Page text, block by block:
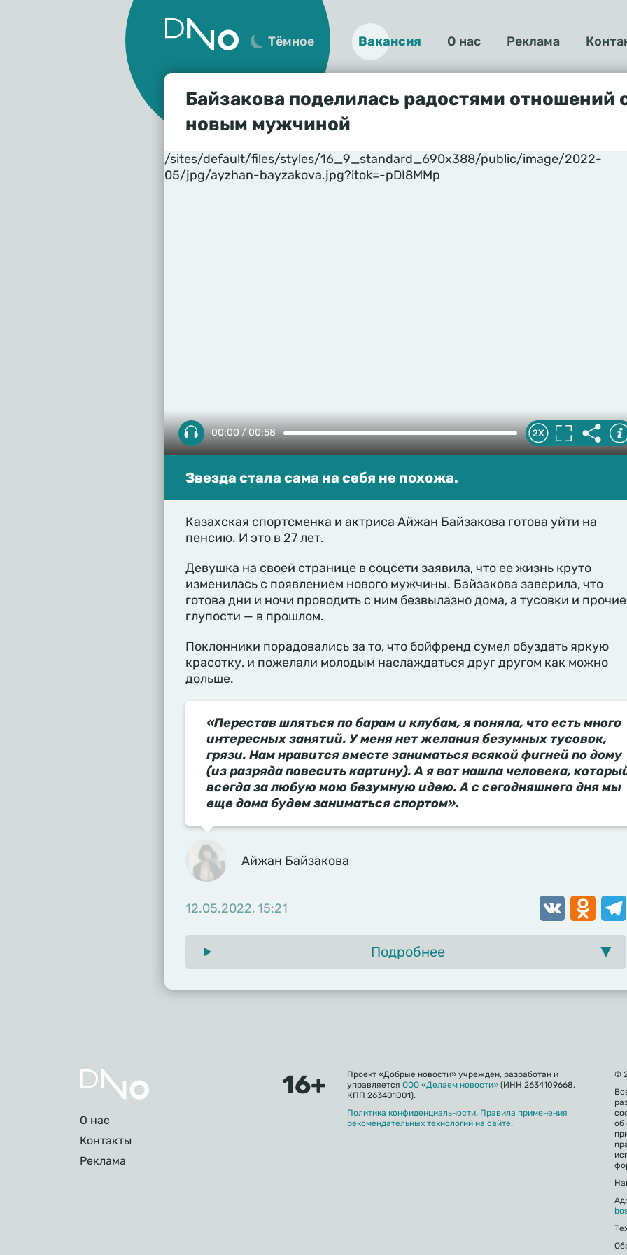
Тёмное
О
нас
Вакансия О нас Реклама
Байзакова поделилась радостями отношений
новым мужчиной
/sites/default/files/styles/16_9_standard_690x388/public/image/2022-
05/jpg/ayzhan-bayzakova.jpg?itok=-pDI8MMp
00:00 / 00:58
Звезда стала сама на себя не похожа.
Казахская спортсменка и актриса Айжан Байзакова готова уйти на
пенсию. И это в 27 лет.
Девушка на своей странице в соцсети заявила, что ее жизнь круто
изменилась с появлением нового мужчины. Байзакова заверила, что
готова дни и ночи проводить с ним безвылазно дома, а тусовки и прочие
глупости — в прошлом.
Поклонники порадовались за то, что бойфренд сумел обуздать яркую
красотку, и пожелали молодым наслаждаться друг другом как можно
дольше.
«Перестав шляться по барам и клубам, я поняла, что есть много
интересных занятий. У меня нет желания безумных тусовок,
грязи. Нам нравится вместе заниматься всякой фигней по дому
(из разряда повесить картину). А я вот нашла человека,
всегда за любую мою безумную идею. А с сегодняшнего дня мы
еще дома будем заниматься спортом».
Айжан Байзакова
12.05.2022, 15:21 VK
Подробнее
Подвал
О нас
Контакты
Реклама
Проект «Добрые новости» учрежден, разработан и
управляется ООО «Делаем новости» (ИНН 2634109668,
КПП 263401001).
Политика конфиденциальности. Правила применения
рекомендательных технологий на сайте.
©
об